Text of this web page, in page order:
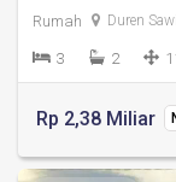
Rumah Duren
3 2
Rp 2,38 Miliar